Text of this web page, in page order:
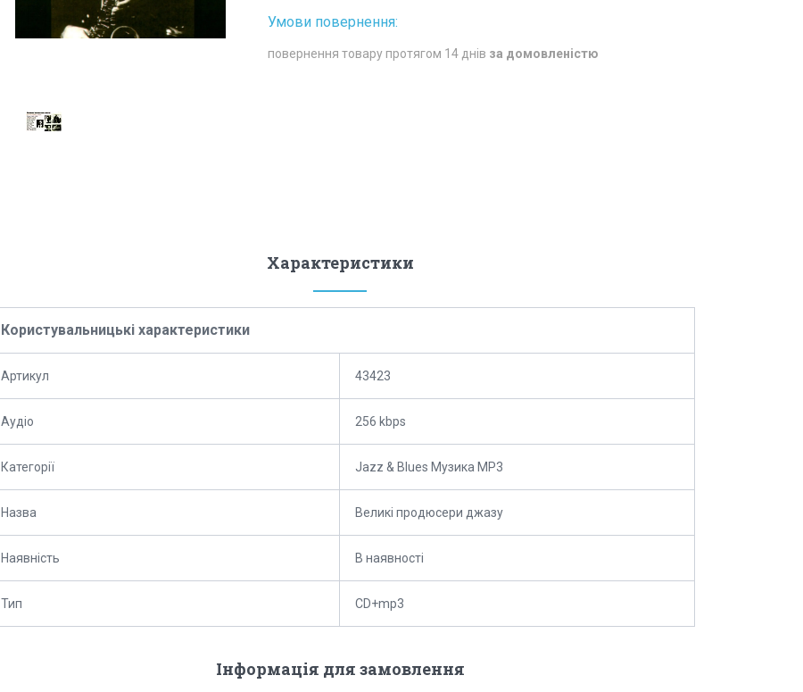
повернення товару протягом 14 днів за домовленістю
Характеристики
Користувальницькі характеристики
Артикул 43423
Аудіо 256 kbps
Категорії Jazz & Blues Музика MP3
Назва Великі продюсери джазу
Наявність В наявності
Тип CD+mp3
Інформація для замовлення